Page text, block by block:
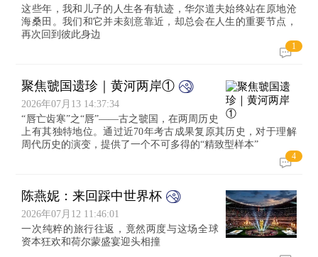
这些年，我和儿子的人生各有轨迹，华尔道夫始终站在原地沧
海桑田。我们和它并未刻意靠近，却总会在人生的重要节点，
再次回到彼此身边
1
聚焦虢国遗珍｜黄河两岸①
2026年07月13 14:37:34
“唇亡齿寒”之“唇”——古之虢国，在两周历史
上有其独特地位。通过近70年考古成果复原其历史，对于理解
周代历史的演变，提供了一个不可多得的“精致型样本”
4
陈燕妮：来回踩中世界杯
2026年07月12 11:46:01
一次纯粹的旅行往返，竟然两度与这场全球
资本狂欢和荷尔蒙盛宴迎头相撞